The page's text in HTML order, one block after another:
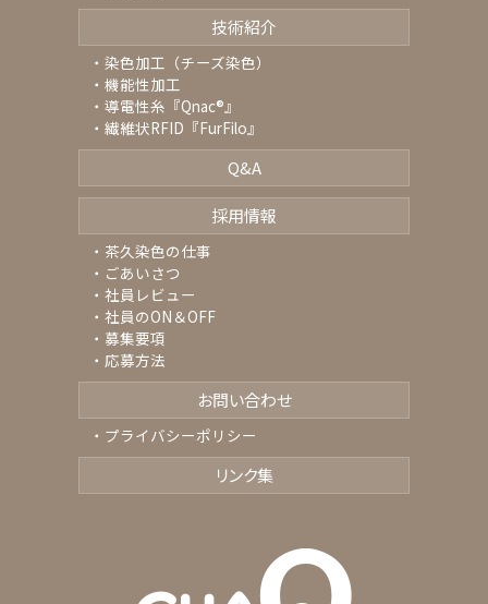
技術紹介
染色加工（チーズ染色）
機能性加工
導電性糸『Qnac®』
繊維状RFID『FurFilo』
Q&A
採用情報
茶久染色の仕事
ごあいさつ
社員レビュー
社員のON＆OFF
募集要項
応募方法
お問い合わせ
プライバシーポリシー
リンク集